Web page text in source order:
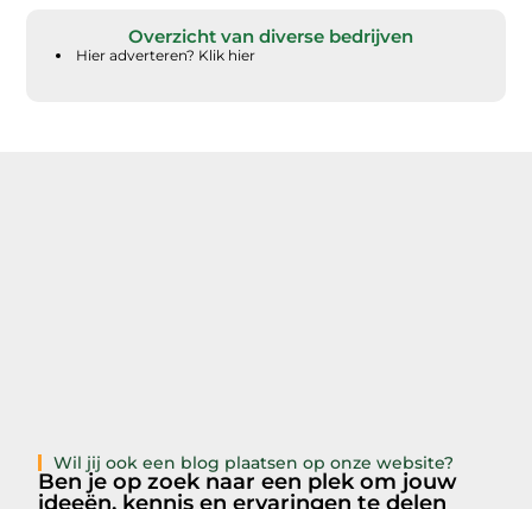
Overzicht van diverse bedrijven
Hier adverteren? Klik hier
Wil jij ook een blog plaatsen op onze website?
Ben je op zoek naar een plek om jouw
ideeën, kennis en ervaringen te delen